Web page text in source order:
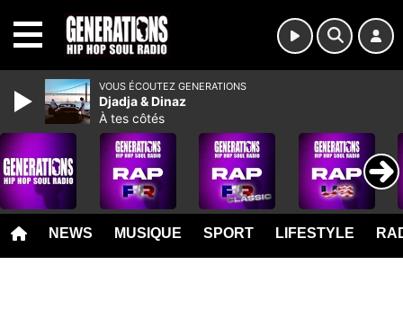
NEWS MUSIQUE SPORT LIFESTYLE
VOUS ÉCOUTEZ GENERATIONS
Djadja & Dinaz
À tes côtés